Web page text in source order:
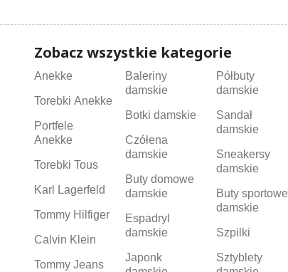
Zobacz wszystkie kategorie
Anekke
Torebki Anekke
Portfele
Anekke
Torebki Tous
Karl Lagerfeld
Tommy Hilfiger
Calvin Klein
Tommy Jeans
Baleriny
damskie
Botki damskie
Czółena
damskie
Buty domowe
damskie
Espadryl
damskie
Japonk
Półbuty
damskie
Sandał
damskie
Sneakersy
damskie
Buty sportowe
damskie
Szpilki
Sztyblety